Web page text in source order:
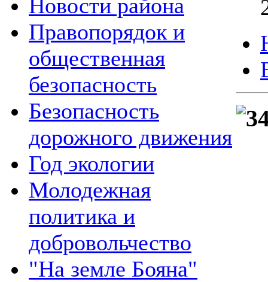
Новости района
Правопорядок и
общественная
безопасность
Безопасность
дорожного движения
Год экологии
Молодежная
политика и
добровольчество
"На земле Бояна"